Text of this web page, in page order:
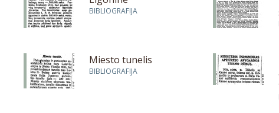
BIBLIOGRAFIJA
Miesto tunelis
BIBLIOGRAFIJA